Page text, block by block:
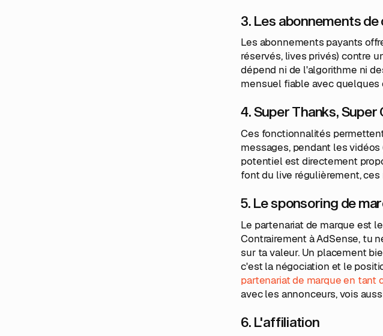
3. Les abonnements
Les abonnements payants
réservés, lives privés) contre
dépend ni de l'algorithme ni
mensuel fiable avec
4. Super Thanks,
Ces fonctionnalités
messages, pendant les
potentiel est directement
font du live régulièrement,
5. Le sponsoring de
Le partenariat de marque est
Contrairement à AdSense, tu
sur ta valeur. Un placement
c'est la négociation et le
partenariat de marque en tant
avec les annonceurs, vois
6. L'affiliation